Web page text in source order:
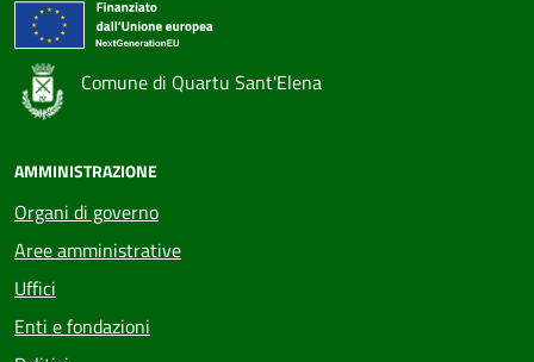
Comune di Quartu Sant'Elena
AMMINISTRAZIONE
Organi di governo
Aree amministrative
Uffici
Enti e fondazioni